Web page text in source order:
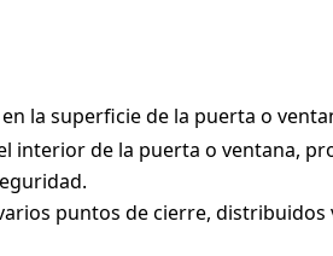
la superficie de la puerta o
interior de la puerta o ventana,
puntos de cierre,